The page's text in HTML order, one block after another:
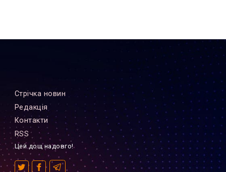
Стрiчка новин
Редакцiя
Контакти
RSS
Цей дощ надовго!